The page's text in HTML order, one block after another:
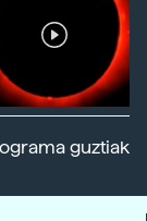
guztiak